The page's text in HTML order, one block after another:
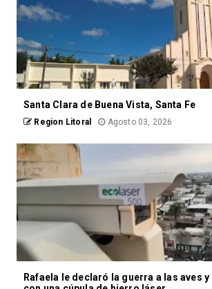
Santa Clara de Buena Vista, Santa Fe
Region Litoral Agosto 03, 2026
Rafaela le declaró la guerra a las aves